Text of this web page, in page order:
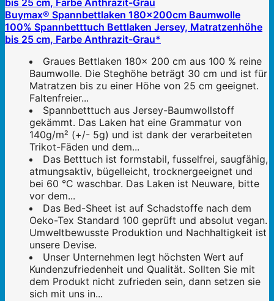
Buymax® Spannbettlaken 180x200cm Baumwolle
100% Spannbetttuch Bettlaken Jersey, Matratzenhöhe
bis 25 cm, Farbe Anthrazit-Grau*
Graues Bettlaken 180x 200 cm aus 100 % reine
Baumwolle. Die Steghöhe beträgt 30 cm und ist für
Matratzen bis zu einer Höhe von 25 cm geeignet.
Faltenfreier...
Spannbetttuch aus Jersey-Baumwollstoff
gekämmt. Das Laken hat eine Grammatur von
140g/m² (+/- 5g) und ist dank der verarbeiteten
Trikot-Fäden und dem...
Das Betttuch ist formstabil, fusselfrei, saugfähig,
atmungsaktiv, bügelleicht, trocknergeeignet und
bei 60 °C waschbar. Das Laken ist Neuware, bitte
vor dem...
Das Bed-Sheet ist auf Schadstoffe nach dem
Oeko-Tex Standard 100 geprüft und absolut vegan.
Umweltbewusste Produktion und Nachhaltigkeit ist
unsere Devise.
Unser Unternehmen legt höchsten Wert auf
Kundenzufriedenheit und Qualität. Sollten Sie mit
dem Produkt nicht zufrieden sein, dann setzen sie
sich mit uns in...